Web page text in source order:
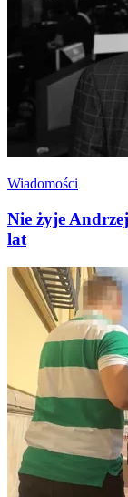
Wiadomości
Nie żyje
lat